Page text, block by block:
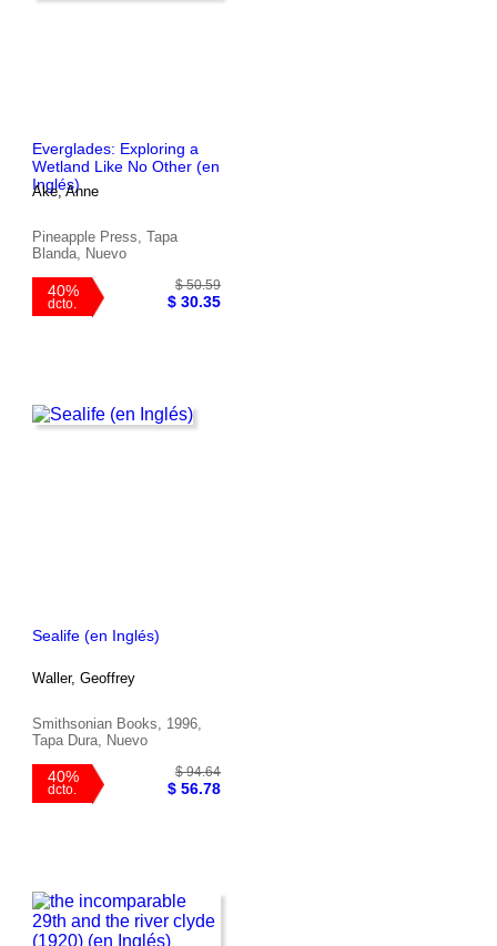
Everglades: Exploring a
Wetland Like No Other (en
Inglés)
Ake, Anne
Pineapple Press, Tapa
Blanda, Nuevo
Sealife (en Inglés)
Waller, Geoffrey
Smithsonian Books, 1996,
Tapa Dura, Nuevo